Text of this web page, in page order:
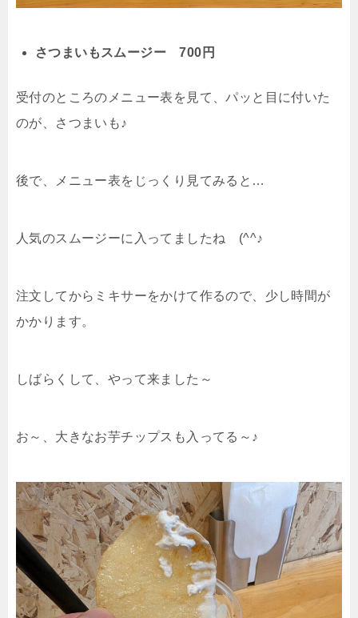
さつまいもスムージー 700円
受付のところのメニュー表を見て、パッと目に付いた
のが、さつまいも♪
後で、メニュー表をじっくり見てみると…
人気のスムージーに入ってましたね (^^♪
注文してからミキサーをかけて作るので、少し時間が
かかります。
しばらくして、やって来ました～
お～、大きなお芋チップスも入ってる～♪